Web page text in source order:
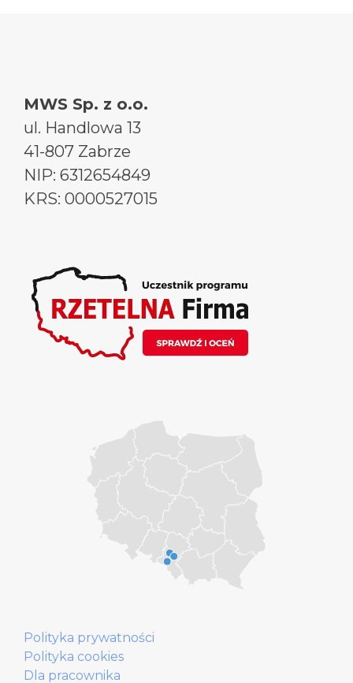
MWS Sp. z o.o.
ul. Handlowa 13
41-807 Zabrze
NIP: 6312654849
KRS: 0000527015
Polityka prywatności
Polityka cookies
Dla pracownika